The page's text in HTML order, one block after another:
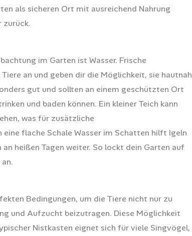
als sicheren Ort mit ausreichend Nahrung
zurück.
im Garten ist Wasser. Frische
an und geben dir die Möglichkeit, sie hautnah
gut und sollten an einem geschützten Ort
und baden können. Ein kleiner Teich kann
was für zusätzliche
flache Schale Wasser im Schatten hilft Igeln
heißen Tagen weiter. So lockt dein Garten auf
Bedingungen, um die Tiere nicht nur zu
und Aufzucht beizutragen. Diese Möglichkeit
Nistkasten eignet sich für viele Singvögel,